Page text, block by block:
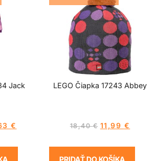
Jack
€
LEGO Čiapka 17243 Abbey
18,40€ 11,99 €
PRIDAŤ DO KOŠÍKA